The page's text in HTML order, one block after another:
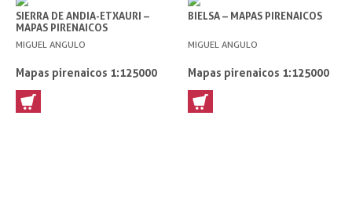
SIERRA DE ANDIA-ETXAURI –
MAPAS PIRENAICOS
MIGUEL ANGULO
Mapas pirenaicos 1:125000
BIELSA – MAPAS PIRENAICOS
MIGUEL ANGULO
Mapas pirenaicos 1:125000